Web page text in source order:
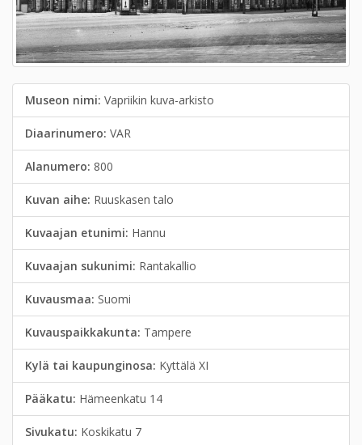
Museon nimi: Vapriikin kuva-arkisto
Diaarinumero: VAR
Alanumero: 800
Kuvan aihe: Ruuskasen talo
Kuvaajan etunimi: Hannu
Kuvaajan sukunimi: Rantakallio
Kuvausmaa: Suomi
Kuvauspaikkakunta: Tampere
Kylä tai kaupunginosa: Kyttälä XI
Pääkatu: Hämeenkatu 14
Sivukatu: Koskikatu 7